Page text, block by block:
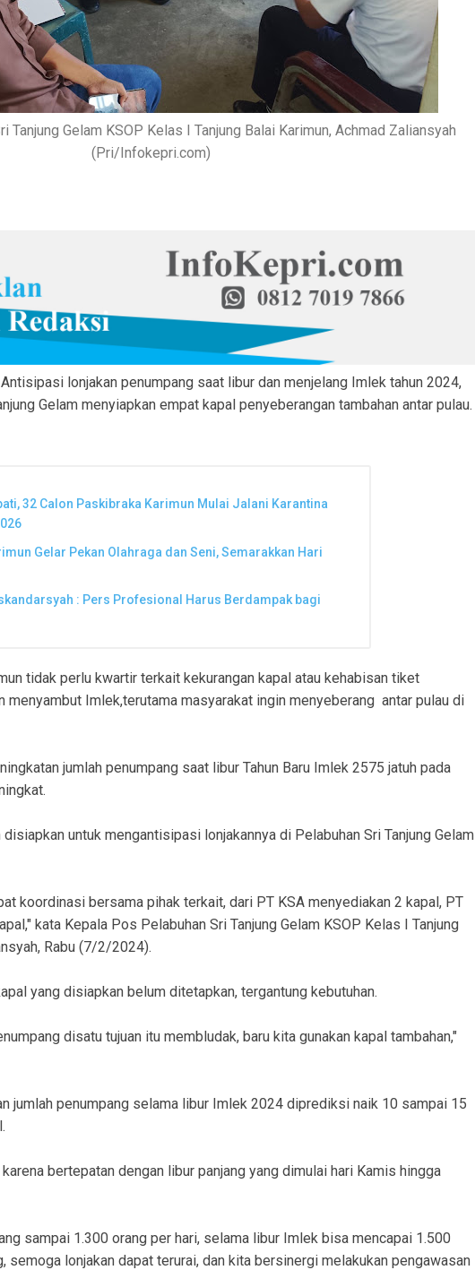
Tanjung Gelam KSOP Kelas I Tanjung Balai Karimun, Achmad Zaliansyah
(Pri/Infokepri.com)
lonjakan penumpang saat libur dan menjelang Imlek tahun 2024,
Gelam menyiapkan empat kapal penyeberangan tambahan antar pulau.
32 Calon Paskibraka Karimun Mulai Jalani Karantina
Gelar Pekan Olahraga dan Seni, Semarakkan Hari
: Pers Profesional Harus Berdampak bagi
tidak perlu kwartir terkait kekurangan kapal atau kehabisan tiket
menyambut Imlek,terutama masyarakat ingin menyeberang antar pulau di
jumlah penumpang saat libur Tahun Baru Imlek 2575 jatuh pada
untuk mengantisipasi lonjakannya di Pelabuhan Sri Tanjung Gelam
koordinasi bersama pihak terkait, dari PT KSA menyediakan 2 kapal, PT
kata Kepala Pos Pelabuhan Sri Tanjung Gelam KSOP Kelas I Tanjung
Rabu (7/2/2024).
yang disiapkan belum ditetapkan, tergantung kebutuhan.
disatu tujuan itu membludak, baru kita gunakan kapal tambahan,"
jumlah penumpang selama libur Imlek 2024 diprediksi naik 10 sampai 15
bertepatan dengan libur panjang yang dimulai hari Kamis hingga
sampai 1.300 orang per hari, selama libur Imlek bisa mencapai 1.500
semoga lonjakan dapat terurai, dan kita bersinergi melakukan pengawasan